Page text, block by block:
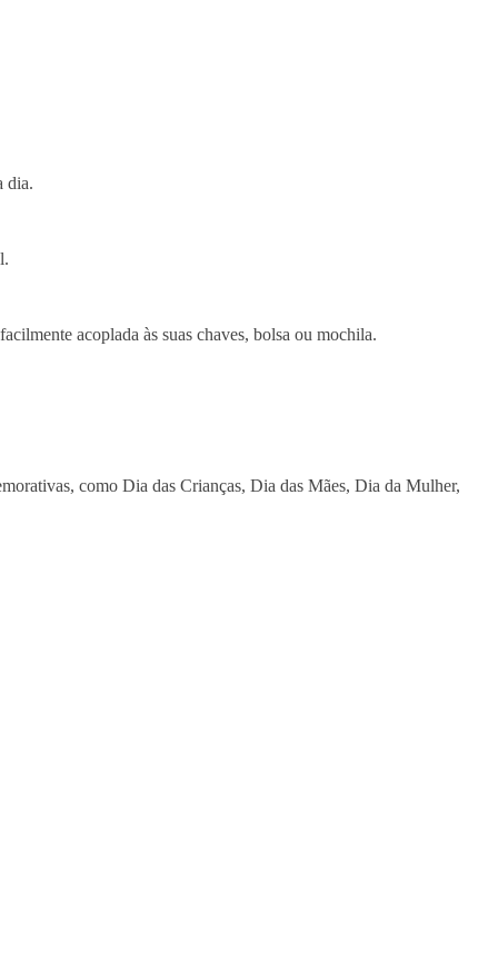
dia.
acoplada às suas chaves, bolsa ou mochila.
como Dia das Crianças, Dia das Mães, Dia da Mulher,